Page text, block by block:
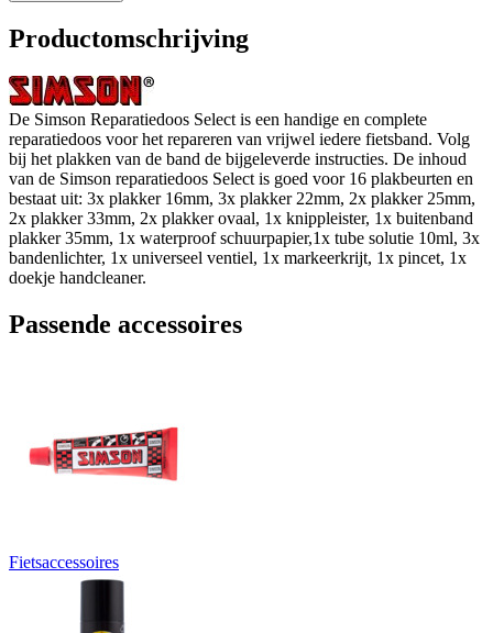
Productomschrijving
De Simson Reparatiedoos Select is een handige en complete
reparatiedoos voor het repareren van vrijwel iedere fietsband. Volg
bij het plakken van de band de bijgeleverde instructies. De inhoud
van de Simson reparatiedoos Select is goed voor 16 plakbeurten en
bestaat uit: 3x plakker 16mm, 3x plakker 22mm, 2x plakker 25mm,
2x plakker 33mm, 2x plakker ovaal, 1x knippleister, 1x buitenband
plakker 35mm, 1x waterproof schuurpapier,1x tube solutie 10ml, 3x
bandenlichter, 1x universeel ventiel, 1x markeerkrijt, 1x pincet, 1x
doekje handcleaner.
Passende accessoires
Fietsaccessoires